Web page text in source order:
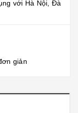
với Hà Nội, Đà
giản